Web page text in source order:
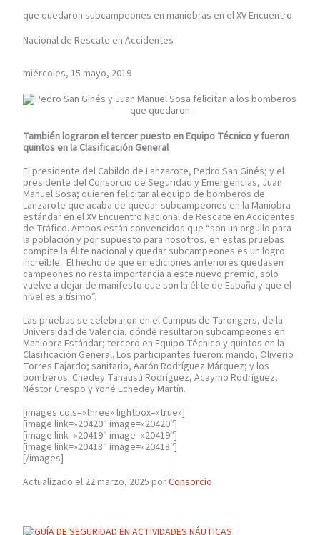
que quedaron subcampeones en maniobras en el XV Encuentro
Nacional de Rescate en Accidentes
miércoles, 15 mayo, 2019
También lograron el tercer puesto en Equipo Técnico y fueron
quintos en la Clasificación General
El presidente del Cabildo de Lanzarote, Pedro San Ginés; y el
presidente del Consorcio de Seguridad y Emergencias, Juan
Manuel Sosa; quieren felicitar al equipo de bomberos de
Lanzarote que acaba de quedar subcampeones en la Maniobra
estándar en el XV Encuentro Nacional de Rescate en Accidentes
de Tráfico. Ambos están convencidos que “son un orgullo para
la población y por supuesto para nosotros, en estas pruebas
compite la élite nacional y quedar subcampeones es un logro
increíble. El hecho de que en ediciones anteriores quedasen
campeones no resta importancia a este nuevo premio, solo
vuelve a dejar de manifesto que son la élite de España y que el
nivel es altísimo”.
Las pruebas se celebraron en el Campus de Tarongers, de la
Universidad de Valencia, dónde resultaron subcampeones en
Maniobra Estándar; tercero en Equipo Técnico y quintos en la
Clasificación General. Los participantes fueron: mando, Oliverio
Torres Fajardo; sanitario, Aarón Rodríguez Márquez; y los
bomberos: Chedey Tanausú Rodríguez, Acaymo Rodríguez,
Néstor Crespo y Yoné Echedey Martín.
[images cols=»three» lightbox=»true»]
[image link=»20420″ image=»20420″]
[image link=»20419″ image=»20419″]
[image link=»20418″ image=»20418″]
[/images]
Actualizado el 22 marzo, 2025 porConsorcio